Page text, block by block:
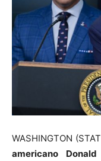
WASHINGTON
americano